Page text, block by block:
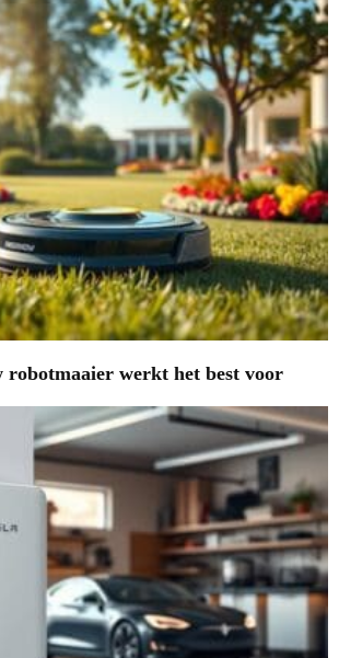
robotmaaier werkt het best voor